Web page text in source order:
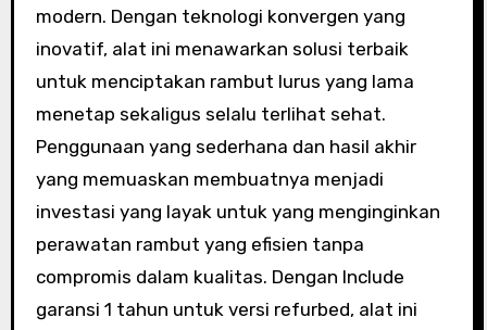
modern. Dengan teknologi konvergen yang
inovatif, alat ini menawarkan solusi terbaik
untuk menciptakan rambut lurus yang lama
menetap sekaligus selalu terlihat sehat.
Penggunaan yang sederhana dan hasil akhir
yang memuaskan membuatnya menjadi
investasi yang layak untuk yang menginginkan
perawatan rambut yang efisien tanpa
compromis dalam kualitas. Dengan Include
garansi 1 tahun untuk versi refurbed, alat ini